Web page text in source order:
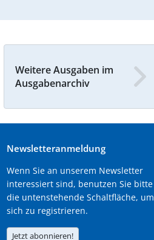
Weitere Ausgaben im
Ausgabenarchiv
Newsletteranmeldung
Wenn Sie an unserem Newsletter
interessiert sind, benutzen Sie bitte
die untenstehende Schaltfläche, um
sich zu registrieren.
Jetzt abonnieren!